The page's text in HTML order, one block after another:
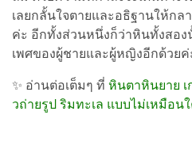
เลยกลั้นใจตายและอธิฐานให้กล
ค่ะ อีกทั้งส่วนหนึ่งก็ว่าหินทั้งสอง
เพศของผู้ชายและผู้หญิงอีกด้วยค่
✨ อ่านต่อเต็มๆ ที่ หินตาหินยาย เ
วถ่ายรูป ริมทะเล แบบไม่เหมือน